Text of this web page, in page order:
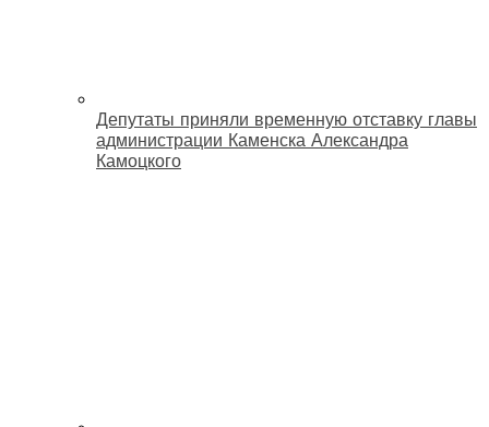
Депутаты приняли временную отставку главы
администрации Каменска Александра
Камоцкого